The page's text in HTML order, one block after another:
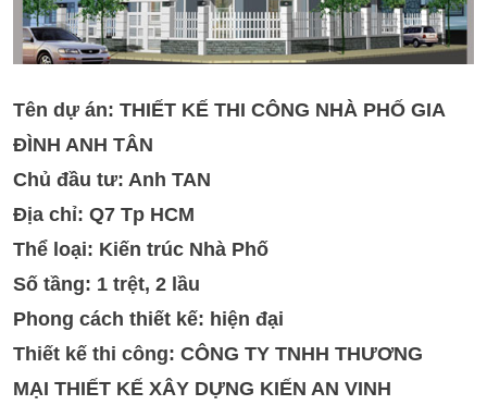
Tên dự án: THIẾT KẾ THI CÔNG NHÀ PHỐ GIA
ĐÌNH ANH TÂN
Chủ đầu tư: Anh TAN
Địa chỉ: Q7 Tp HCM
Thể loại: Kiến trúc Nhà Phố
Số tầng: 1 trệt, 2 lầu
Phong cách thiết kế: hiện đại
Thiết kế thi công: CÔNG TY TNHH THƯƠNG
MẠI THIẾT KẾ XÂY DỰNG KIẾN AN VINH